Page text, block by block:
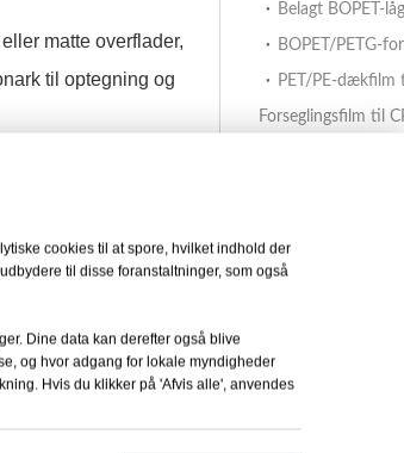
matte overflader,
til optegning og
genanvendelige
Arket placeres
BOPET/PETG-
PET/PE-dækfilm
Forseglingsfilm til
PET/PE-dækfilm
Forseglingsfilm til
BOPET/CPP-
PET/PE-dækfilm
EVOH/PP
Belagt BOPET-
cookies til at spore, hvilket indhold der
til disse foranstaltninger, som også
Dine data kan derefter også blive
og hvor adgang for lokale myndigheder
Hvis du klikker på 'Afvis alle', anvendes